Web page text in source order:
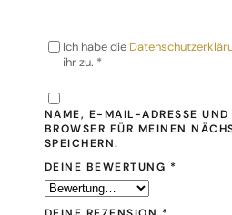
Ich habe die
ihr zu. *
NAME, E-MAIL-ADRESSE UND
BROWSER FÜR MEINEN
SPEICHERN.
DEINE BEWERTUNG *